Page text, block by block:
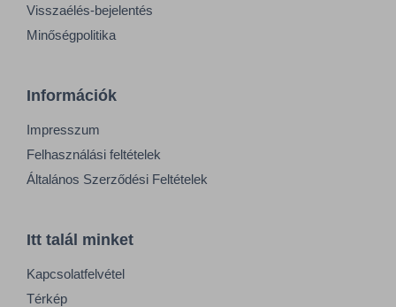
Visszaélés-bejelentés
Minőségpolitika
Információk
Impresszum
Felhasználási feltételek
Általános Szerződési Feltételek
Itt talál minket
Kapcsolatfelvétel
Térkép